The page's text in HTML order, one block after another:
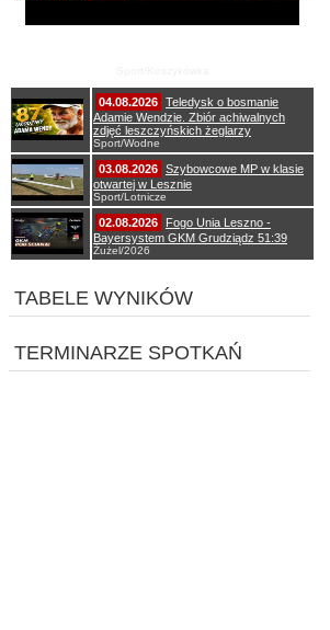
04.08.2026 Teledysk o bosmanie
Adamie Wendzie. Zbiór achiwalnych
zdjęć leszczyńskich żeglarzy
Sport/Wodne
03.08.2026 Szybowcowe MP w klasie
otwartej w Lesznie
Sport/Lotnicze
02.08.2026
Fogo Unia Leszno -
Bayersystem GKM Grudziądz 51:39
Żużel/2026
TABELE WYNIKÓW
TERMINARZE SPOTKAŃ